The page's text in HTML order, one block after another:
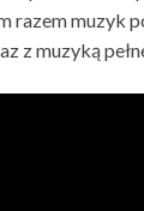
razem muzyk
z muzyką